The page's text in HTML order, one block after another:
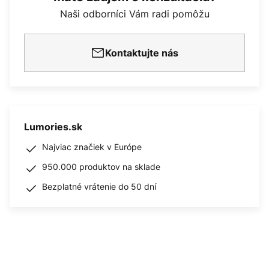
Naši odborníci Vám radi pomôžu
Kontaktujte nás
Lumories.sk
Najviac značiek v Európe
950.000 produktov na sklade
Bezplatné vrátenie do 50 dní